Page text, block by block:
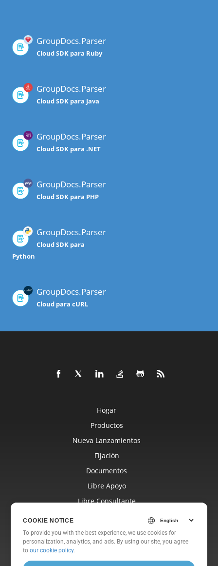
GroupDocs.Parser
Cloud SDK para Ruby
GroupDocs.Parser
Cloud SDK para Java
GroupDocs.Parser
Cloud SDK para .NET
GroupDocs.Parser
Cloud SDK para PHP
GroupDocs.Parser
Cloud SDK para
Python
GroupDocs.Parser
Cloud para cURL
Hogar
Productos
Nueva Lanzamientos
Fijación
Documentos
Libre Apoyo
Libre Consultante
Sitios Web
Sobre
COOKIE NOTICE
To provide you with the best experience, we use cookies for
personalization, analytics, and ads. By using our site, you agree
toour cookie policy.